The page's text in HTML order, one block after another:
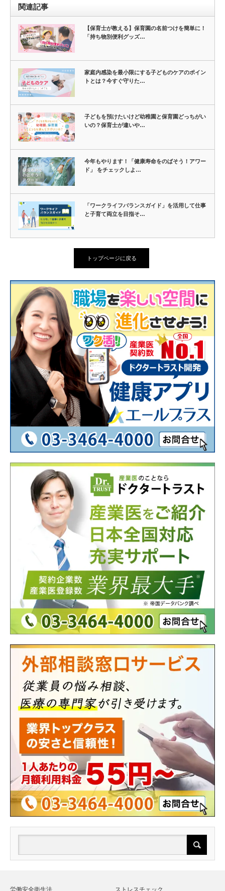
関連記事
【保育士が教える】保育園の名前つけを簡単に！
「持ち物別便利グッズ…
家庭内感染を最小限にする子どものケアのポイン
トとは？今すぐ守りた…
子どもを預けたいけど幼稚園と保育園どっちがい
いの？保育士が違いや…
今年もやります！「健康寿命をのばそう！アワー
ド」 をチェックしよ…
「ワークライフバランスガイド」を活用して仕事
と子育て両立を目指そ…
トップページに戻る
労働安全衛生法 ストレスチェック